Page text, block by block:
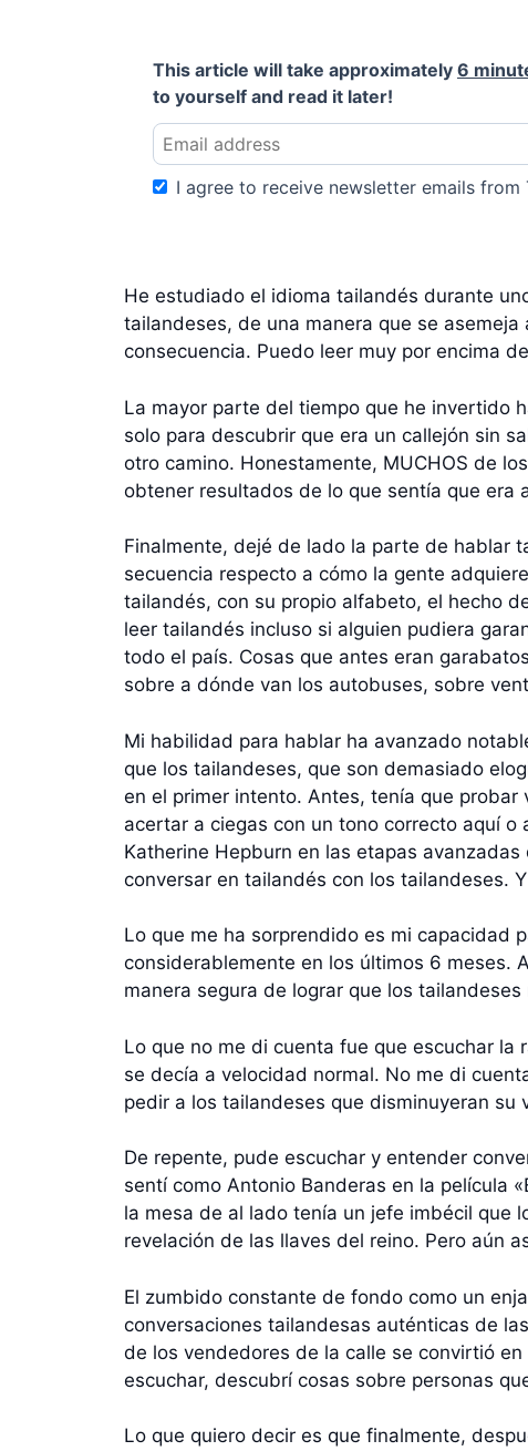
This article will take approximately 6
to yourself and read it later!
I agree to receive newsletter emails
He estudiado el idioma tailandés durante
tailandeses, de una manera que se
consecuencia. Puedo leer muy por encima
La mayor parte del tiempo que he invertido
solo para descubrir que era un callejón sin
otro camino. Honestamente, MUCHOS de
obtener resultados de lo que sentía que era
Finalmente, dejé de lado la parte de hablar
secuencia respecto a cómo la gente
tailandés, con su propio alfabeto, el hecho
leer tailandés incluso si alguien pudiera
todo el país. Cosas que antes eran
sobre a dónde van los autobuses, sobre
Mi habilidad para hablar ha avanzado
que los tailandeses, que son demasiado
en el primer intento. Antes, tenía que
acertar a ciegas con un tono correcto aquí
Katherine Hepburn en las etapas
conversar en tailandés con los tailandeses.
Lo que me ha sorprendido es mi capacidad
considerablemente en los últimos 6 meses.
manera segura de lograr que los
Lo que no me di cuenta fue que escuchar
se decía a velocidad normal. No me di
pedir a los tailandeses que disminuyeran
De repente, pude escuchar y entender
sentí como Antonio Banderas en la película
la mesa de al lado tenía un jefe imbécil que
revelación de las llaves del reino. Pero aún
El zumbido constante de fondo como un
conversaciones tailandesas auténticas de
de los vendedores de la calle se convirtió
escuchar, descubrí cosas sobre personas
Lo que quiero decir es que finalmente,